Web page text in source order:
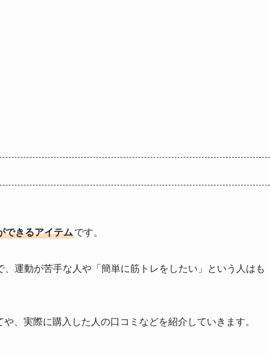
できるアイテムです。
運動が苦手な人や「簡単に筋トレをしたい」という人はも
、実際に購入した人の口コミなどを紹介していきます。